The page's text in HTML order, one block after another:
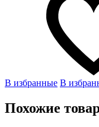
В избранные В
Похожие